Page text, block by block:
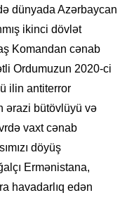
dünyada Azərbaycan
ikinci dövlət
Komandan cənab
Ordumuzun 2020-ci
ilin antiterror
ərazi bütövlüyü və
vaxt cənab
döyüş
Ermənistana,
havadarlıq edən